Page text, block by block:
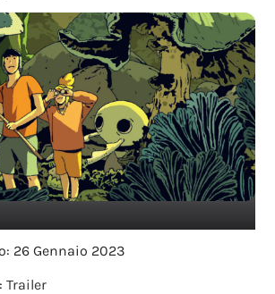
26 Gennaio 2023
Trailer